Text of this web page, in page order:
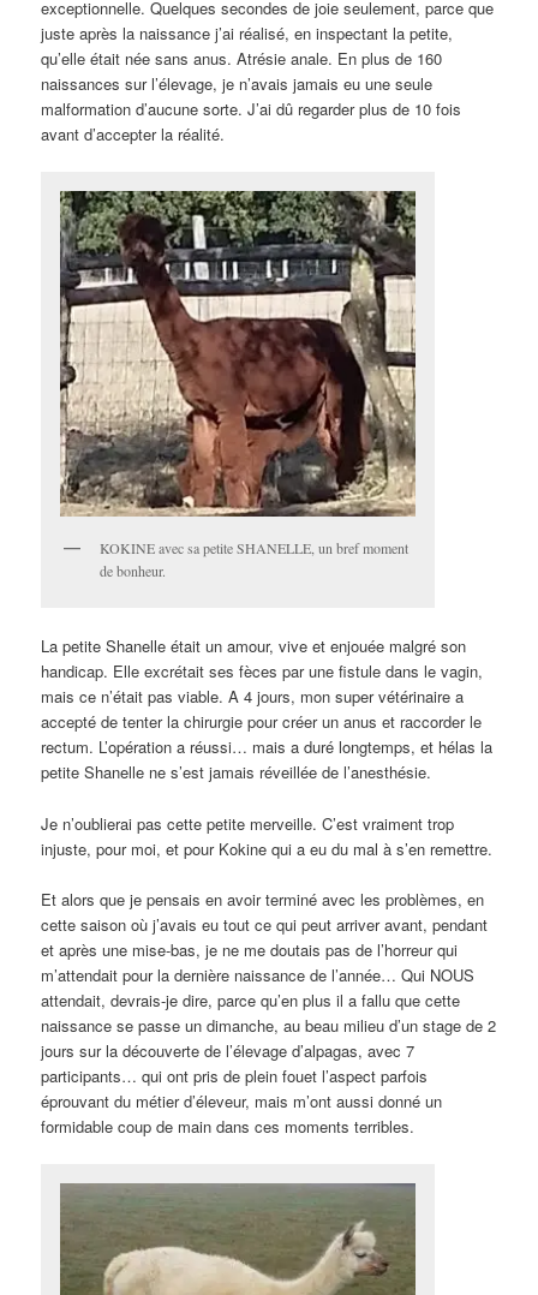
exceptionnelle. Quelques secondes de joie seulement, parce que
juste après la naissance j’ai réalisé, en inspectant la petite,
qu’elle était née sans anus. Atrésie anale. En plus de 160
naissances sur l’élevage, je n’avais jamais eu une seule
malformation d’aucune sorte. J’ai dû regarder plus de 10 fois
avant d’accepter la réalité.
KOKINE avec sa petite SHANELLE, un bref moment
de bonheur.
La petite Shanelle était un amour, vive et enjouée malgré son
handicap. Elle excrétait ses fèces par une fistule dans le vagin,
mais ce n’était pas viable. A 4 jours, mon super vétérinaire a
accepté de tenter la chirurgie pour créer un anus et raccorder le
rectum. L’opération a réussi… mais a duré longtemps, et hélas la
petite Shanelle ne s’est jamais réveillée de l’anesthésie.
Je n’oublierai pas cette petite merveille. C’est vraiment trop
injuste, pour moi, et pour Kokine qui a eu du mal à s’en remettre.
Et alors que je pensais en avoir terminé avec les problèmes, en
cette saison où j’avais eu tout ce qui peut arriver avant, pendant
et après une mise-bas, je ne me doutais pas de l’horreur qui
m’attendait pour la dernière naissance de l’année… Qui NOUS
attendait, devrais-je dire, parce qu’en plus il a fallu que cette
naissance se passe un dimanche, au beau milieu d’un stage de 2
jours sur la découverte de l’élevage d’alpagas, avec 7
participants… qui ont pris de plein fouet l’aspect parfois
éprouvant du métier d’éleveur, mais m’ont aussi donné un
formidable coup de main dans ces moments terribles.